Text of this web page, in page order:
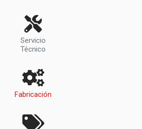
Servicio
Técnico
Fabricación